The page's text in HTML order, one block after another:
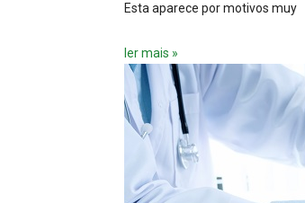
Esta aparece por motivos muy
ler mais »